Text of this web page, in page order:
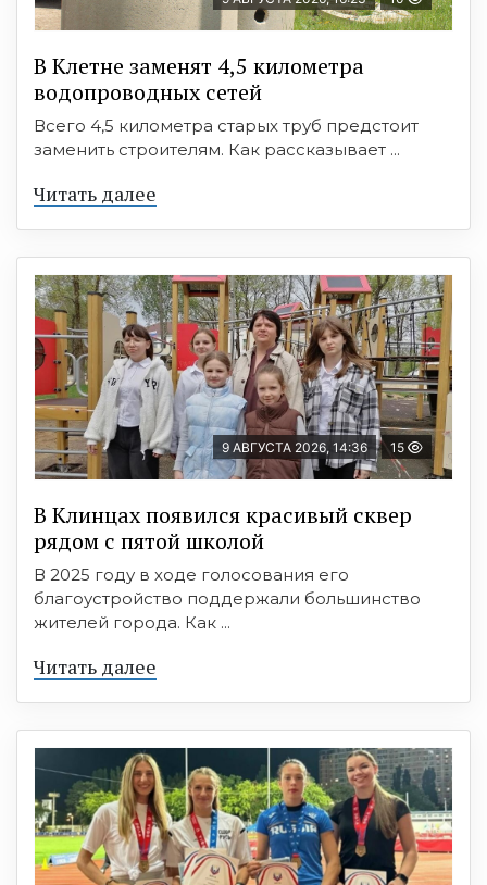
В Клетне заменят 4,5 километра
водопроводных сетей
Всего 4,5 километра старых труб предстоит
заменить строителям. Как рассказывает ...
Читать далее
9 АВГУСТА 2026, 14:36 15
В Клинцах появился красивый сквер
рядом с пятой школой
В 2025 году в ходе голосования его
благоустройство поддержали большинство
жителей города. Как ...
Читать далее